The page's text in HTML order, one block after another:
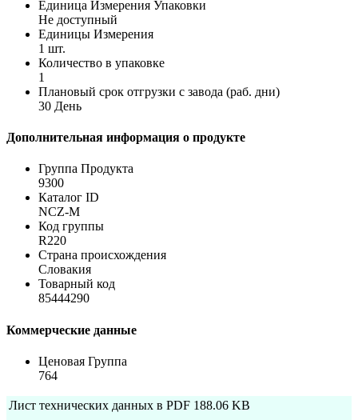
Единица Измерения Упаковки
Не доступный
Единицы Измерения
1 шт.
Количество в упаковке
1
Плановый срок отгрузки с завода (раб. дни)
30 День
Дополнительная информация о продукте
Группа Продукта
9300
Каталог ID
NCZ-M
Код группы
R220
Страна происхождения
Словакия
Товарный код
85444290
Коммерческие данные
Ценовая Группа
764
Лист технических данных в PDF 188.06 KB